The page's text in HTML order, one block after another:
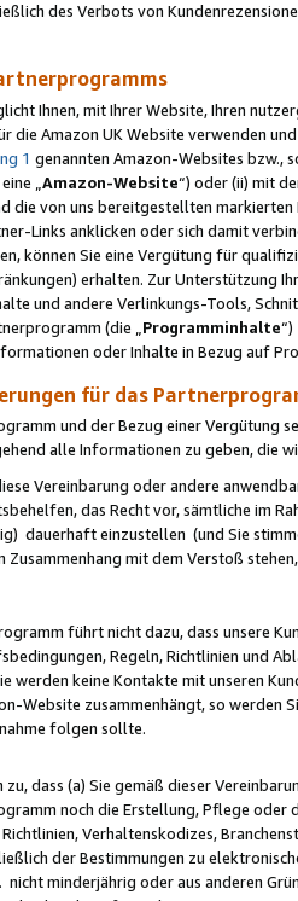
des Verbots von
Ihnen, mit Ihrer Website, Ihren
die Amazon UK Website verwenden
1 genannten Amazon-Websites bzw.,
„ Amazon-Website“) oder (ii) mit
die von uns bereitgestellten markierten
Links anklicken oder sich damit
können Sie eine Vergütung für
erhalten. Zur Unterstützung
und andere Verlinkungs-Tools,
(die „ Programminhalte
oder Inhalte in Bezug auf
für das
und der Bezug einer Vergütung
alle Informationen zu geben, die
Vereinbarung oder andere
das Recht vor, sämtliche im
dauerhaft einzustellen (und Sie
mit dem Verstoß
führt nicht dazu, dass unsere
Regeln, Richtlinien und
werden keine Kontakte mit unseren
Website zusammenhängt, so werden
folgen sollte.
zu, dass (a) Sie gemäß dieser
noch die Erstellung, Pflege
Verhaltenskodizes,
der Bestimmungen zu
nicht minderjährig oder aus anderen